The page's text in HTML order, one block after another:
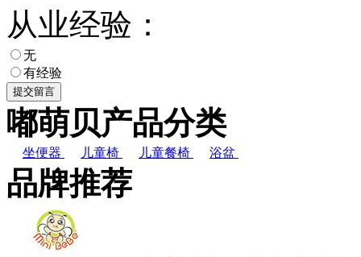
从业经验：
无
有经验
嘟萌贝产品分类
坐便器 儿童椅 儿童餐椅 浴盆
品牌推荐